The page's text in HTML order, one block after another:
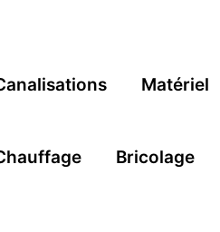
Matériel
Bricolage